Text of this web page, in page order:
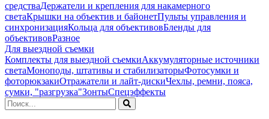
средстваДержатели и крепления для накамерного
светаКрышки на объектив и байонетПульты управления и
синхронизацияКольца для объективовБленды для
объективовРазное
Для выездной съемки
Комплекты для выездной съемкиАккумуляторные источники
светаМоноподы, штативы и стабилизаторыФотосумки и
фоторюкзакиОтражатели и лайт-дискиЧехлы, ремни, пояса,
сумки, "разгрузка"ЗонтыСпецэффекты